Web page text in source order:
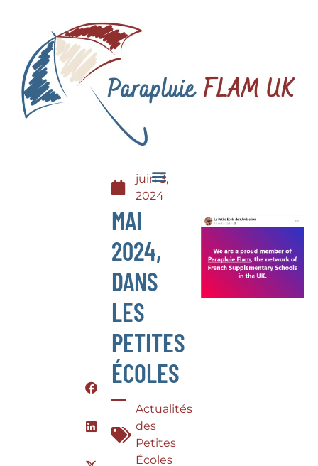
juin 3,
2024
MAI
2024,
DANS
LES
PETITES
ÉCOLES
Actualités
des
Petites
Écoles